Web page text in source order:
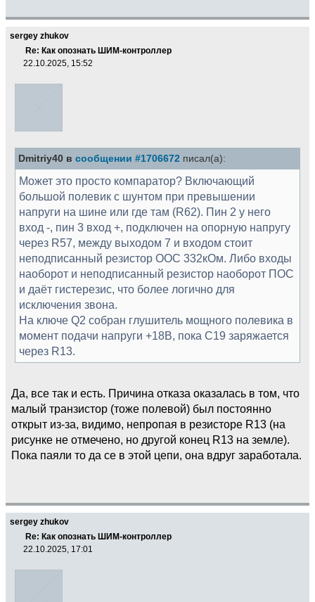
sergey zhukov
Re: Как опознать ШИМ-контроллер
22.10.2025, 15:52
Dmitriy40 в сообщении #1706672 писал(а):
Может это просто компаратор? Включающий
большой полевик с шунтом при превышении
напруги на шине или где там (R62). Пин 2 у него
вход -, пин 3 вход +, подключен на опорную напругу
через R57, между выходом 7 и входом стоит
неподписанный резистор ООС 332кОм. Либо входы
наоборот и неподписанный резистор наоборот ПОС
и даёт гистерезис, что более логично для
исключения звона.
На ключе Q2 собран глушитель мощного полевика в
момент подачи напруги +18В, пока C19 заряжается
через R13.
Да, все так и есть. Причина отказа оказалась в том, что
малый транзистор (тоже полевой) был постоянно
открыт из-за, видимо, непропая в резисторе R13 (на
рисунке не отмечено, но другой конец R13 на земле).
Пока паяли то да се в этой цепи, она вдруг заработала.
sergey zhukov
Re: Как опознать ШИМ-контроллер
22.10.2025, 17:01